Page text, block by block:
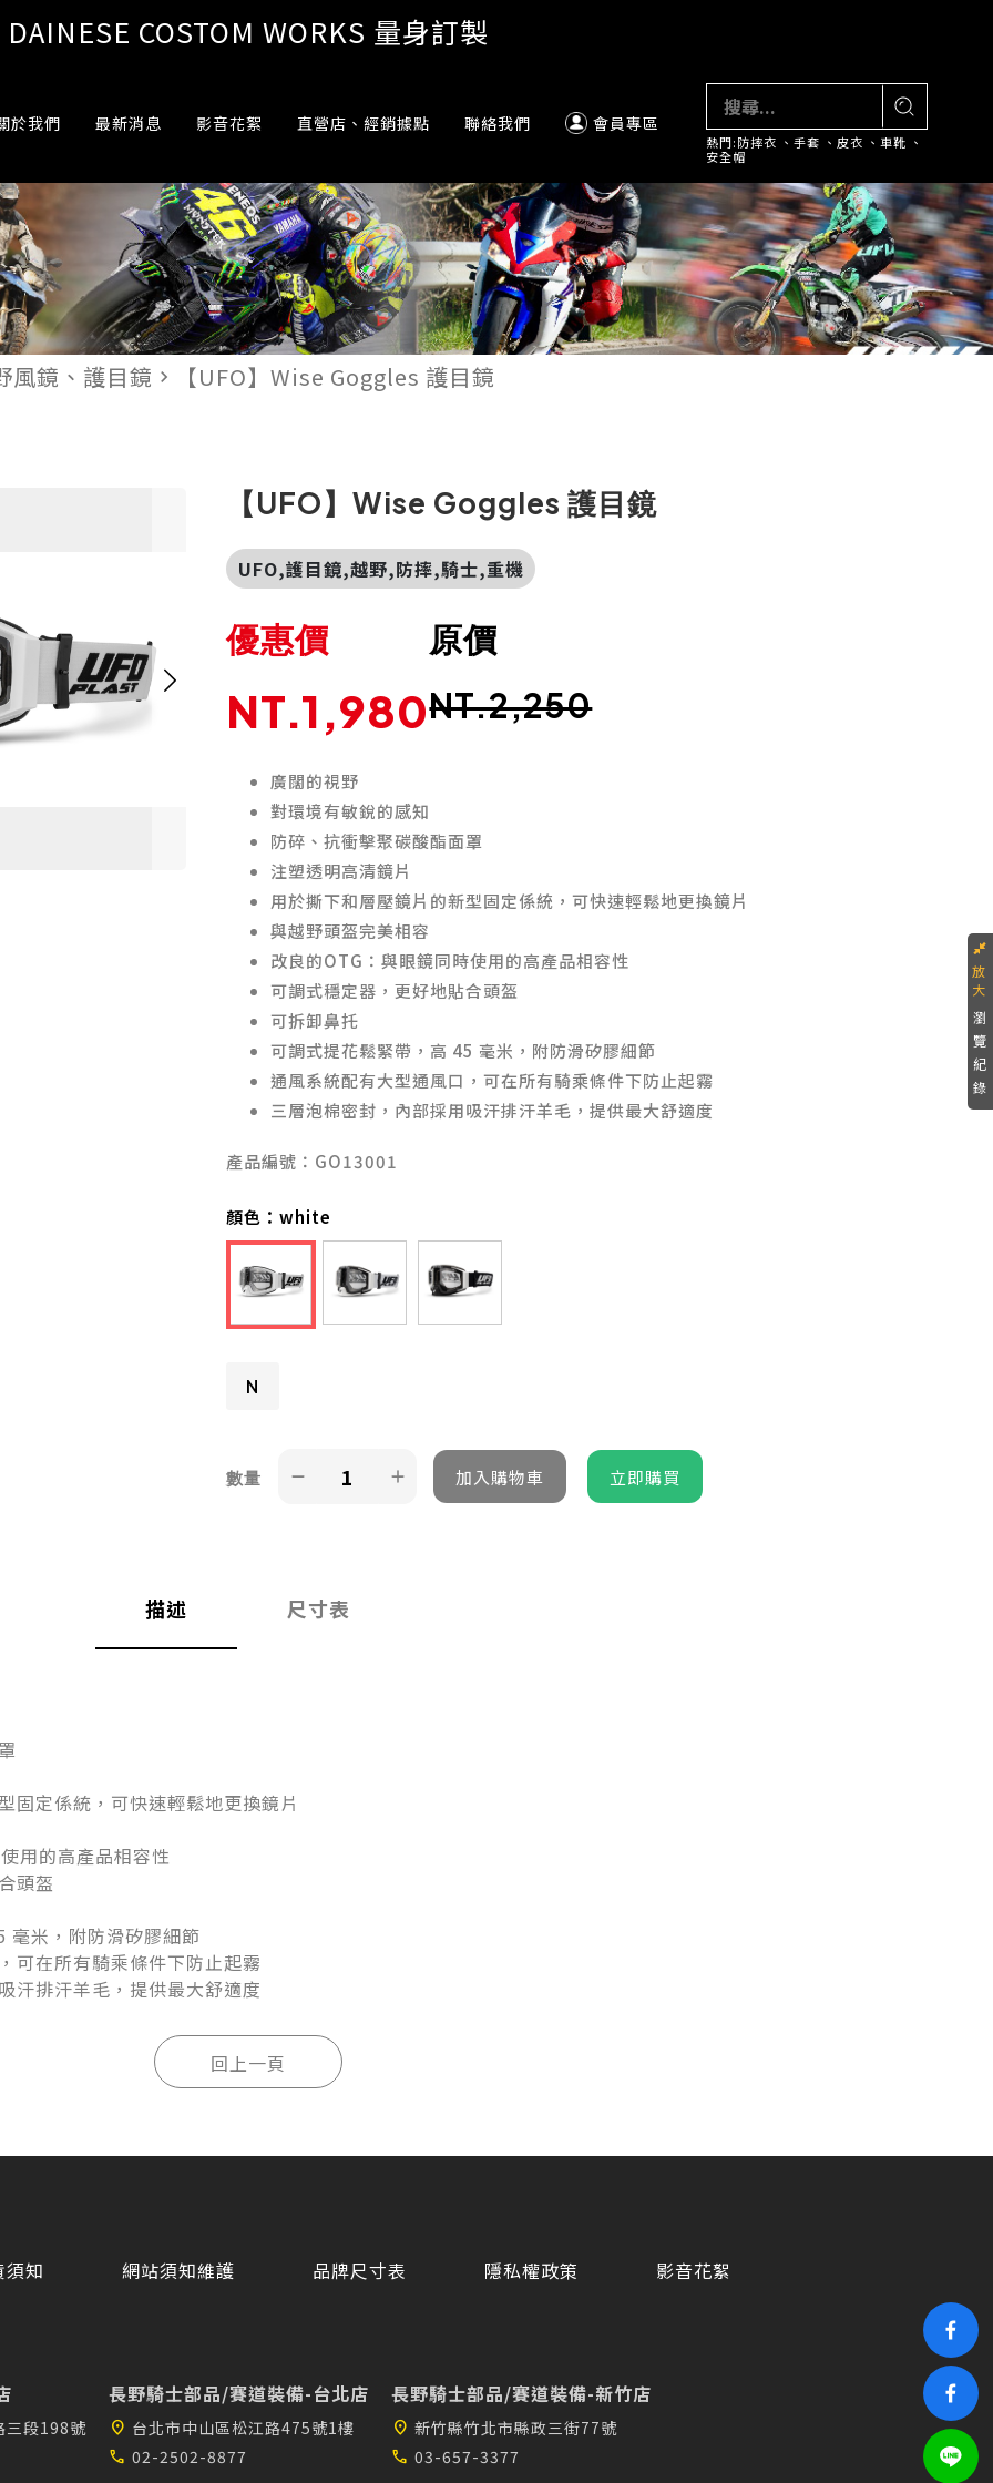
DAINESE COSTOM WORKS 量身訂製
於我們 最新消息 影音花絮 直營店、經銷據點 聯絡我們 會員專區
熱門:防摔衣 、手套 、 皮衣 、車靴 、
安全帽
風鏡、護目鏡 navigate_next 【UFO】Wise Goggles 護目鏡
【UFO】Wise Goggles 護目鏡
UFO,護目鏡,越野,防摔,騎士,重機
原價
NT.2,250
優惠價
NT.1,980
廣闊的視野
對環境有敏銳的感知
防碎、抗衝擊聚碳酸酯面罩
注塑透明高清鏡片
用於撕下和層壓鏡片的新型固定係統，可快速輕鬆地更換鏡片
與越野頭盔完美相容
改良的OTG：與眼鏡同時使用的高產品相容性
可調式穩定器，更好地貼合頭盔
可拆卸鼻托
可調式提花鬆緊帶，高 45 毫米，附防滑矽膠細節
通風系統配有大型通風口，可在所有騎乘條件下防止起霧
三層泡棉密封，內部採用吸汗排汗羊毛，提供最大舒適度
產品編號：GO13001
顏色：white
N
數量
描述 尺寸表
固定係統，可快速輕鬆地更換鏡片
用的高產品相容性
頭盔
毫米，附防滑矽膠細節
可在所有騎乘條件下防止起霧
汗排汗羊毛，提供最大舒適度
瀏
覽
紀
錄
須知 網站須知維護 品牌尺寸表 隱私權政策 影音花絮
三段198號
長野騎士部品/賽道裝備-台北店
location_on 台北市中山區松江路475號1樓
call 02-2502-8877
長野騎士部品/賽道裝備-新竹店
location_on 新竹縣竹北市縣政三街77號
call 03-657-3377